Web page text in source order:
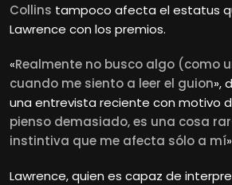
Collins tampoco afecta el estatus
Lawrence con los premios.
«Realmente no busco algo (como
cuando me siento a leer el guion»,
una entrevista reciente con motivo
pienso demasiado, es una cosa
instintiva que me afecta sólo a mí
Lawrence, quien es capaz de